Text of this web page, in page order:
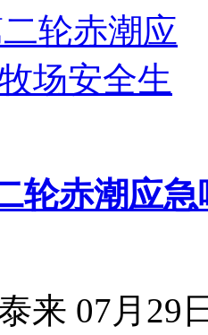
轮赤潮应
来 07月29